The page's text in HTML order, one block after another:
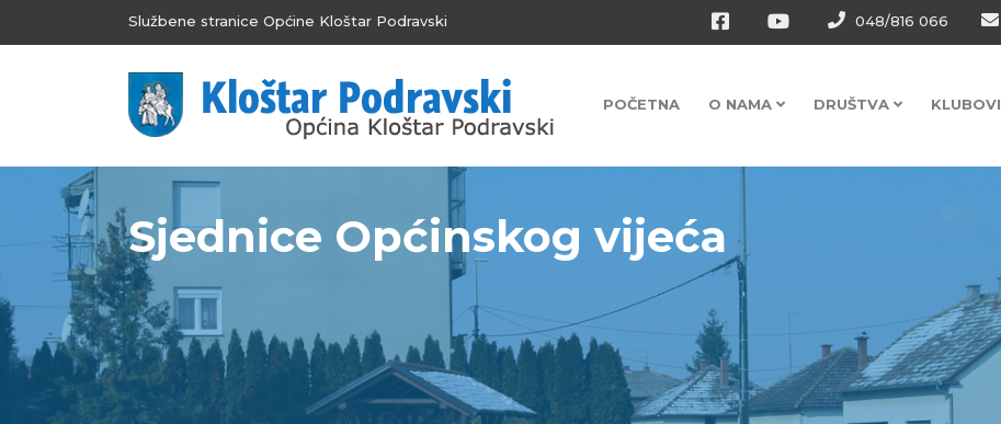
Službene stranice Općine Kloštar Podravski 048/816 066
POČETNA O NAMA DRUŠTVA KLUBOVI
Sjednice Općinskog vijeća